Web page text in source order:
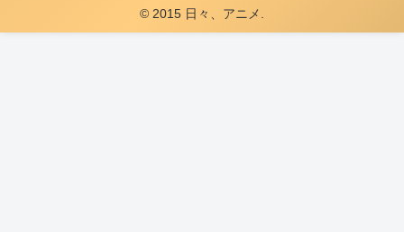
© 2015 日々、アニメ.